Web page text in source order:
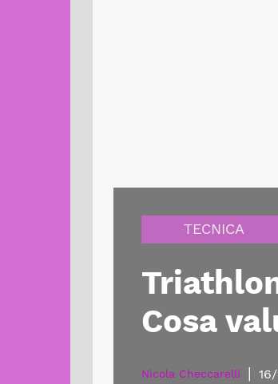
TECNICA
Cosa
Nicola Checcarelli |